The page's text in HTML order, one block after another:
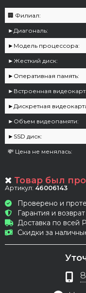
🏢 Филиал:
►Диагональ:
►Модель процессора:
►Жесткий диск:
►Оперативная память:
►Встроенная
►Дискретная
►Объем видеопамяти:
►SSD диск:
💸 Цена не менялась:
Товар был
Артикул: 46006143
Проверено и
Гарантия и возврат
Доставка по всей
Скидки за